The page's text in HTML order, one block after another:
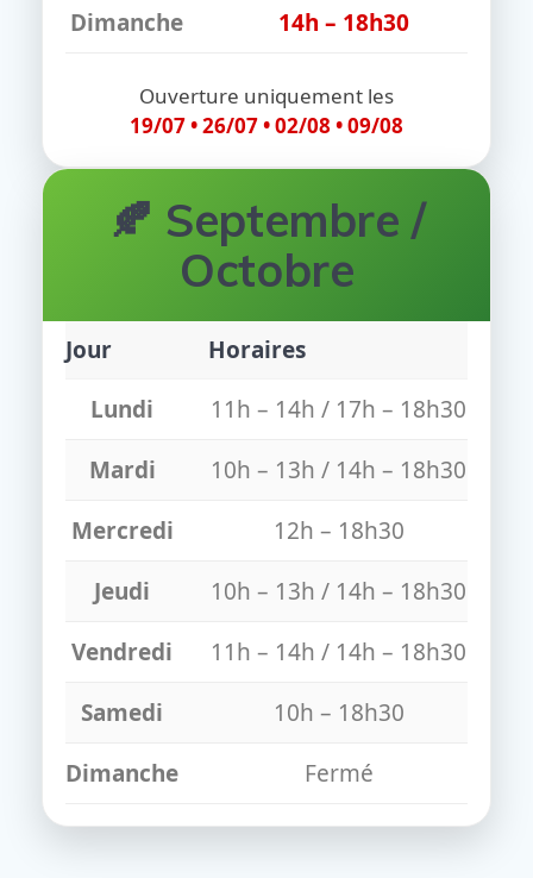
Dimanche
14h – 18h30
Ouverture uniquement les
19/07 • 26/07 • 02/08 • 09/08
🍂 Septembre /
Octobre
Jour
Horaires
Lundi
11h – 14h / 17h – 18h30
Mardi
10h – 13h / 14h – 18h30
Mercredi
12h – 18h30
Jeudi
10h – 13h / 14h – 18h30
Vendredi
11h – 14h / 14h – 18h30
Samedi
10h – 18h30
Dimanche
Fermé